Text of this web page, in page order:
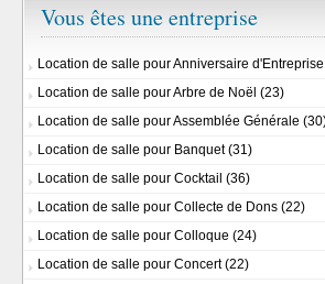
Vous êtes une entreprise
Location de salle pour Anniversaire d'Entreprise
Location de salle pour Arbre de Noël (23)
Location de salle pour Assemblée Générale
Location de salle pour Banquet(31)
Location de salle pour Cocktail (36)
Location de salle pour Collecte de Dons (22)
Location de salle pour Colloque (24)
Location de salle pour Concert(22)